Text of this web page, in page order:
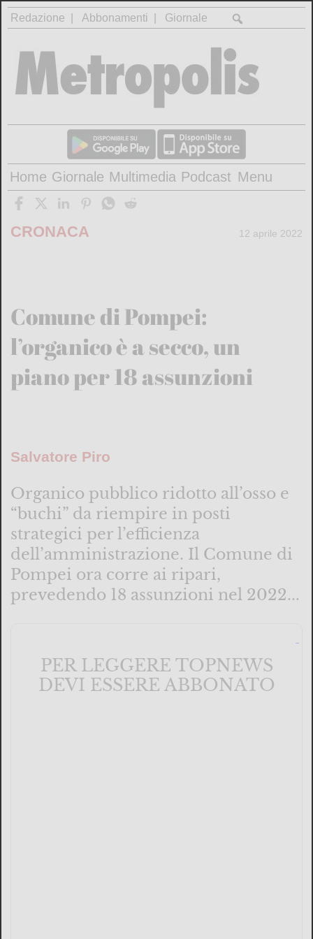
Redazione Abbonamenti Giornale
Home Giornale Multimedia Podcast Menu
CRONACA 12 aprile 2022
Comune di Pompei:
l’organico è a secco, un
piano per 18 assunzioni
Salvatore Piro
Organico pubblico ridotto all’osso e
“buchi” da riempire in posti
strategici per l’efficienza
dell’amministrazione. Il Comune di
Pompei ora corre ai ripari,
prevedendo 18 assunzioni nel 2022...
PER LEGGERE TOPNEWS
DEVI ESSERE ABBONATO